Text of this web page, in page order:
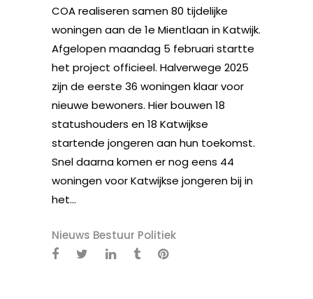
COA realiseren samen 80 tijdelijke
woningen aan de 1e Mientlaan in Katwijk.
Afgelopen maandag 5 februari startte
het project officieel. Halverwege 2025
zijn de eerste 36 woningen klaar voor
nieuwe bewoners. Hier bouwen 18
statushouders en 18 Katwijkse
startende jongeren aan hun toekomst.
Snel daarna komen er nog eens 44
woningen voor Katwijkse jongeren bij in
het...
Nieuws Bestuur Politiek